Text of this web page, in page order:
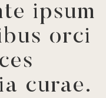
ipsum
orci
curae.